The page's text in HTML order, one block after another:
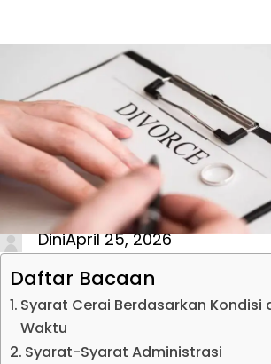
DiniApril 25, 2026
Daftar Bacaan
Syarat Cerai Berdasarkan Kondisi
Waktu
Syarat-Syarat Administrasi